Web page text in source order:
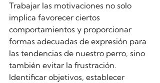
Trabajar las motivaciones no solo
implica favorecer ciertos
comportamientos y proporcionar
formas adecuadas de expresión para
las tendencias de nuestro perro, sino
también evitar la frustración.
Identificar objetivos, establecer